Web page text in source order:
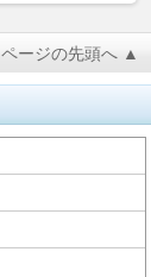
ページの先頭へ ▲